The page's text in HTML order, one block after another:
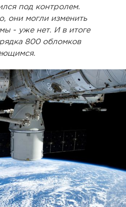
под контролем.
они могли изменить
- уже нет. И в итоге
800 обломков